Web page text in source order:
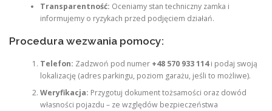
Transparentność: Oceniamy stan techniczny zamka i
informujemy o ryzykach przed podjęciem działań.
Procedura wezwania pomocy:
Telefon: Zadzwoń pod numer +48 570 933 114i podaj swoją
lokalizację (adres parkingu, poziom garażu, jeśli to możliwe).
Weryfikacja: Przygotuj dokument tożsamości oraz dowód
własności pojazdu – ze względów bezpieczeństwa